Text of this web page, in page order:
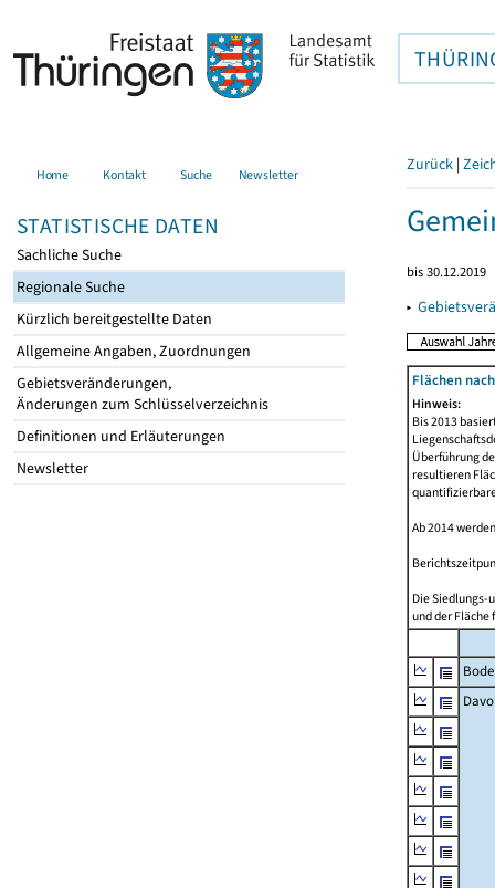
Home Kontakt Suche Newsletter
STATISTISCHE DATEN
Sachliche Suche
Regionale Suche
Kürzlich bereitgestellte Daten
Allgemeine Angaben, Zuordnungen
Gebietsveränderungen,
Änderungen zum Schlüsselverzeichnis
Definitionen und Erläuterungen
Newsletter
Zurück |
bis 30.12.2019
▸
Flächen
Hinweis:
Bis 2013
Überführung
resultieren
Ab 2014
Die Siedlungs-
und der Fläche